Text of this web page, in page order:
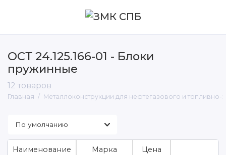
ОСТ 24.125.166-01 - Блоки
пружинные
12 товаров
Главная Металлоконструкции для нефтегазового и топливно-
Металлические лестницы, площадки и
ограждения
Опоры для трубопроводов
Прожекторные мачты и молниеотводы
Эстакады трубопроводов
Наименование Марка Цена